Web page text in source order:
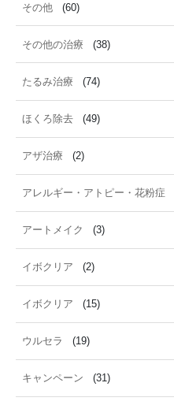
その他 (60)
その他の治療 (38)
たるみ治療 (74)
ほくろ除去 (49)
アザ治療 (2)
アレルギー・アトピー・花粉症
アートメイク (3)
イボクリア (2)
イボクリア (15)
ウルセラ (19)
キャンペーン (31)